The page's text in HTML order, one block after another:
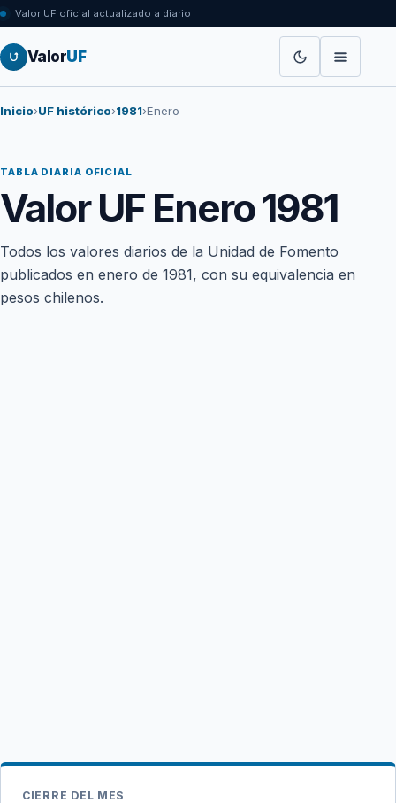
Valor UF oficial actualizado a diario
ValorUF
Inicio›UF histórico›1981›Enero
TABLA DIARIA OFICIAL
Valor UF Enero 1981
Todos los valores diarios de la Unidad de Fomento
publicados en enero de 1981, con su equivalencia en
pesos chilenos.
CIERRE DEL MES